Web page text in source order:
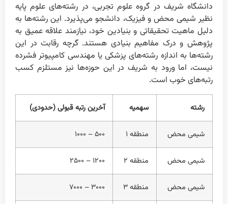
دانشگاه شریف در گروه علوم تجربی، در رشته‌های علوم پایه
نظیر شیمی محض و فیزیک، دانشجو می‌پذیرد. این رشته‌ها به
دلیل ماهیت تحقیقاتی و بنیادین خود، نیازمند علاقه عمیق به
پژوهش و درک مفاهیم بنیادی هستند. گرچه رقابت در این
رشته‌ها به اندازه رشته‌های پزشکی یا مهندسی کامپیوتر فشرده
نیست، اما ورود به شریف در این حوزه‌ها نیز مستلزم کسب
رتبه‌های خوب است.
رشته سهمیه آخرین رتبه قبولی (حدودی)
شیمی محض منطقه ۱ ۵۰۰ – ۱۰۰۰
شیمی محض منطقه ۲ ۱۲۰۰ – ۲۵۰۰
شیمی محض منطقه ۳ ۳۰۰۰ – ۷۰۰۰